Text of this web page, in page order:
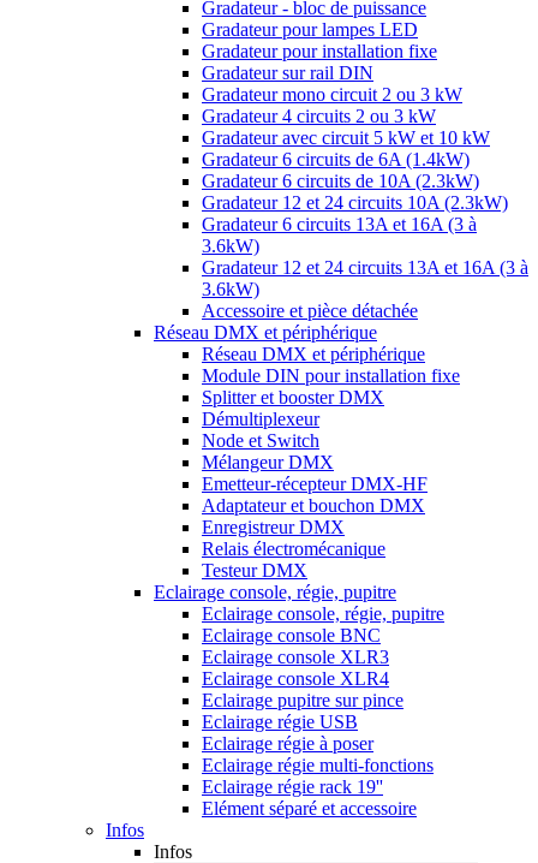
Gradateur - bloc de puissance
Gradateur pour lampes LED
Gradateur pour installation fixe
Gradateur sur rail DIN
Gradateur mono circuit 2 ou 3 kW
Gradateur 4 circuits 2 ou 3 kW
Gradateur avec circuit 5 kW et 10 kW
Gradateur 6 circuits de 6A (1.4kW)
Gradateur 6 circuits de 10A (2.3kW)
Gradateur 12 et 24 circuits 10A (2.3kW)
Gradateur 6 circuits 13A et 16A (3 à
3.6kW)
Gradateur 12 et 24 circuits 13A et 16A (3 à
3.6kW)
Accessoire et pièce détachée
Réseau DMX et périphérique
Réseau DMX et périphérique
Module DIN pour installation fixe
Splitter et booster DMX
Démultiplexeur
Node et Switch
Mélangeur DMX
Emetteur-récepteur DMX-HF
Adaptateur et bouchon DMX
Enregistreur DMX
Relais électromécanique
Testeur DMX
Eclairage console, régie, pupitre
Eclairage console, régie, pupitre
Eclairage console BNC
Eclairage console XLR3
Eclairage console XLR4
Eclairage pupitre sur pince
Eclairage régie USB
Eclairage régie à poser
Eclairage régie multi-fonctions
Eclairage régie rack 19''
Elément séparé et accessoire
Infos
Infos